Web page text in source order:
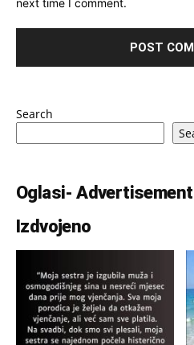
next time I comment.
Search
Oglasi- Advertisement
Izdvojeno